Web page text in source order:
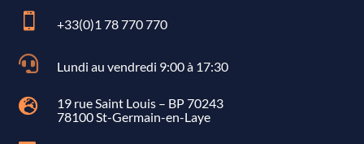
 +33(0)1 78 770 770
 Lundi au vendredi 9:00 à 17:30

19 rue Saint Louis – BP 70243
78100 St-Germain-en-Laye